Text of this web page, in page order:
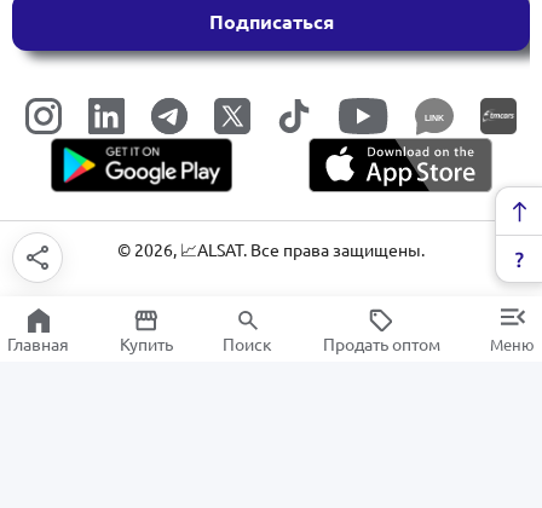
Подписаться
LINK
© 2026, 📈ALSAT. Все права защищены.
Главная Купить Поиск Продать оптом Меню